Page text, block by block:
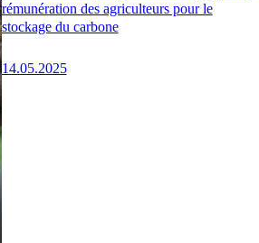
rémunération des agriculteurs pour le
stockage du carbone
14.05.2025